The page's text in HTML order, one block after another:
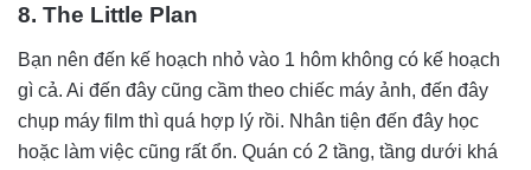
8. The Little Plan
Bạn nên đến kế hoạch nhỏ vào 1 hôm không có kế hoạch
gì cả. Ai đến đây cũng cầm theo chiếc máy ảnh, đến đây
chụp máy film thì quá hợp lý rồi. Nhân tiện đến đây học
hoặc làm việc cũng rất ổn. Quán có 2 tầng, tầng dưới khá